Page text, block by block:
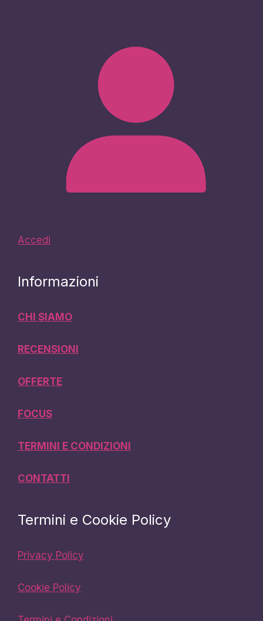
Accedi
Informazioni
CHI SIAMO
RECENSIONI
OFFERTE
FOCUS
TERMINI E CONDIZIONI
CONTATTI
Termini e Cookie Policy
Privacy Policy
Cookie Policy